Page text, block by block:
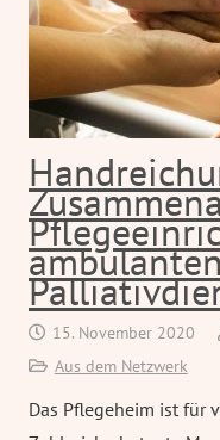
15. November 2020
Aus dem Netzwerk
Das Pflegeheim ist für